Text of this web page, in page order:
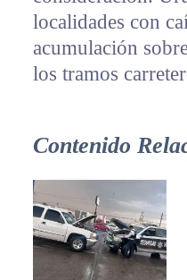
localidades con
acumulación
los tramos
Contenido